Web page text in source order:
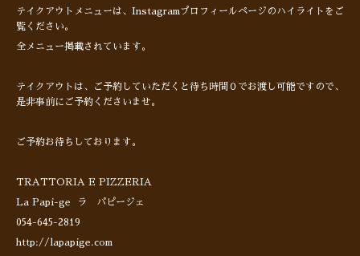
テイクアウトメニューは、Instagramプロフィールページのハイライトをご
覧ください。
全メニュー掲載されています。
テイクアウトは、ご予約していただくと待ち時間０でお渡し可能ですので、
是非事前にご予約くださいませ。
ご予約お待ちしております。
TRATTORIA E PIZZERIA
La Papi-ge ラ パピージェ
054-645-2819
http://lapapige.com